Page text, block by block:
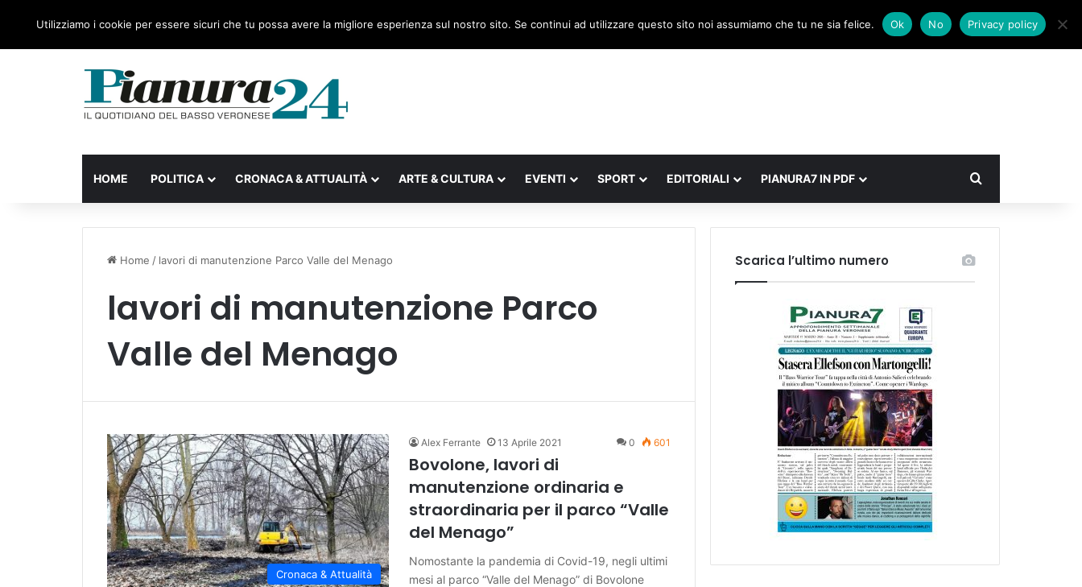
Facebook
X Instagram
AccediUn articolo a caso
Barra laterale
HOME POLITICA CRONACA & ATTUALITÀ ARTE & CULTURA EVENTI SPORT EDITORIALI PIANURA7 IN PDF Cerca
Home / lavori di manutenzione Parco Valle del Menago
lavori di manutenzione Parco
Valle del Menago
Cronaca & Attualità
Alex Ferrante 13 Aprile 2021 0 601
Bovolone, lavori di
manutenzione ordinaria e
straordinaria per il parco “Valle
del Menago”
Nomostante la pandemia di Covid-19, negli ultimi
mesi al parco “Valle del Menago” di Bovolone
Scarica l’ultimo numero
Utilizziamo i cookie per essere sicuri che tu possa avere la migliore esperienza sul nostro sito. Se continui ad utilizzare questo sito noi assumiamo che tu ne sia felice. Ok No Privacy policy